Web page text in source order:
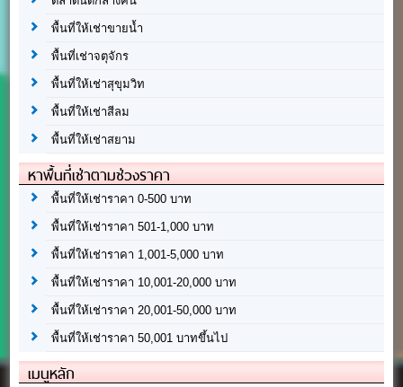
พื้นที่ให้เช่าขายน้ำ
พื้นที่เช่าจตุจักร
พื้นที่ให้เช่าสุขุมวิท
พื้นที่ให้เช่าสีลม
พื้นที่ให้เช่าสยาม
หาพื้นที่เช่าตามช่วงราคา
พื้นที่ให้เช่าราคา 0-500 บาท
พื้นที่ให้เช่าราคา 501-1,000 บาท
พื้นที่ให้เช่าราคา 1,001-5,000 บาท
พื้นที่ให้เช่าราคา 10,001-20,000 บาท
พื้นที่ให้เช่าราคา 20,001-50,000 บาท
พื้นที่ให้เช่าราคา 50,001 บาทขึ้นไป
เมนูหลัก